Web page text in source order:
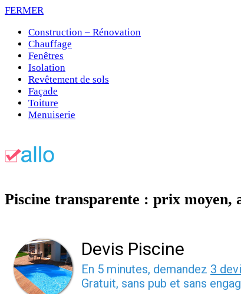
FERMER
Construction – Rénovation
Chauffage
Fenêtres
Isolation
Revêtement de sols
Façade
Toiture
Menuiserie
Piscine transparente : prix moyen,
Devis Piscine
En 5 minutes, demandez 3
Gratuit, sans pub et sans